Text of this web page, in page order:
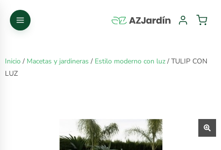
Inicio / Macetas y jardineras / Estilo moderno con luz / TULIP CON
LUZ